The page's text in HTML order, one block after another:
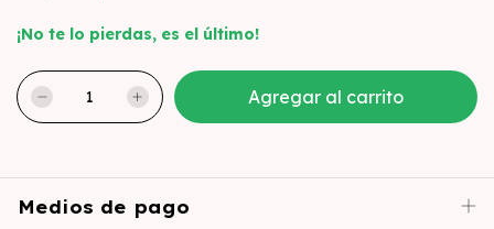
¡No te lo pierdas, es el último!
Medios de pago